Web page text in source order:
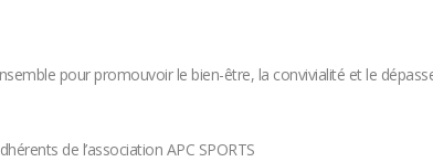
pour promouvoir le bien-être, la convivialité et le
de l’association APC SPORTS